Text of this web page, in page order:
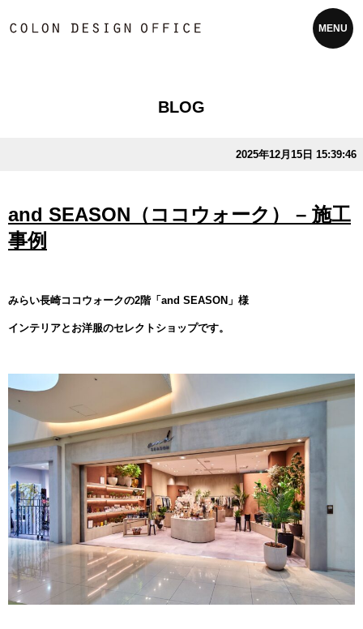
MENU
BLOG
2025年12月15日 15:39:46
and SEASON（ココウォーク） – 施工
事例
みらい長崎ココウォークの2階「and SEASON」様
インテリアとお洋服のセレクトショップです。